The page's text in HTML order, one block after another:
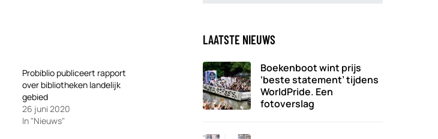
Probiblio publiceert rapport
over bibliotheken landelijk
gebied
26 juni 2020
In "Nieuws"
LAATSTE NIEUWS
Boekenboot wint prijs
‘beste statement’ tijdens
WorldPride. Een
fotoverslag